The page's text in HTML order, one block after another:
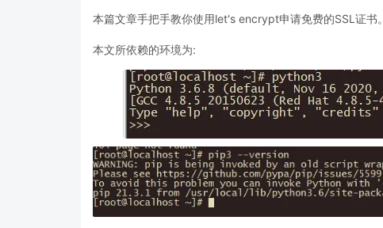
本篇文章手把手教你使用let's encrypt申请免费的SSL证书。
本文所依赖的环境为: